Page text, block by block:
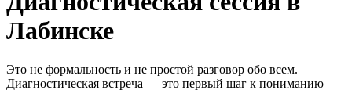
Лабинске
Это не формальность и не простой разговор обо всем.
Диагностическая встреча — это первый шаг к пониманию